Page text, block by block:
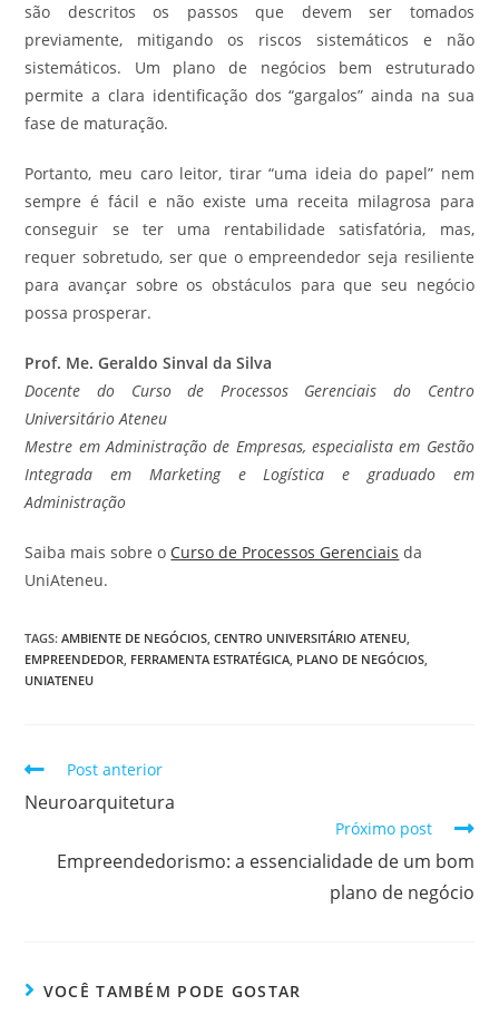
são descritos os passos que devem ser tomados
previamente, mitigando os riscos sistemáticos e não
sistemáticos. Um plano de negócios bem estruturado
permite a clara identificação dos “gargalos” ainda na sua
fase de maturação.
Portanto, meu caro leitor, tirar “uma ideia do papel” nem
sempre é fácil e não existe uma receita milagrosa para
conseguir se ter uma rentabilidade satisfatória, mas,
requer sobretudo, ser que o empreendedor seja resiliente
para avançar sobre os obstáculos para que seu negócio
possa prosperar.
Prof. Me. Geraldo Sinval da Silva
Docente do Curso de Processos Gerenciais do Centro
Universitário Ateneu
Mestre em Administração de Empresas, especialista em Gestão
Integrada em Marketing e Logística e graduado em
Administração
Saiba mais sobre o Curso de Processos Gerenciais da
UniAteneu.
TAGS:AMBIENTE DE NEGÓCIOS, CENTRO UNIVERSITÁRIO ATENEU,
EMPREENDEDOR, FERRAMENTA ESTRATÉGICA, PLANO DE NEGÓCIOS,
UNIATENEU
Post anterior
Neuroarquitetura
Próximo post
Empreendedorismo: a essencialidade de um bom
plano de negócio
VOCÊ TAMBÉM PODE GOSTAR